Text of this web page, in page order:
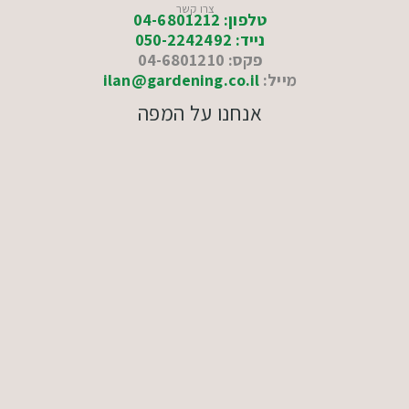
צרו קשר
טלפון: 04-6801212
נייד: 050-2242492
פקס: 04-6801210
מייל: ilan@gardening.co.il
אנחנו על המפה